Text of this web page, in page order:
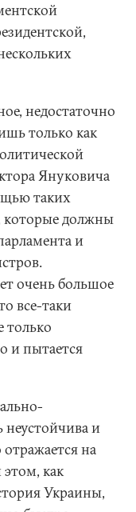
недостаточно
только как
Януковича
таких
должны
и
очень большое
все-таки
только
и пытается
неустойчива и
на
как
Украины,